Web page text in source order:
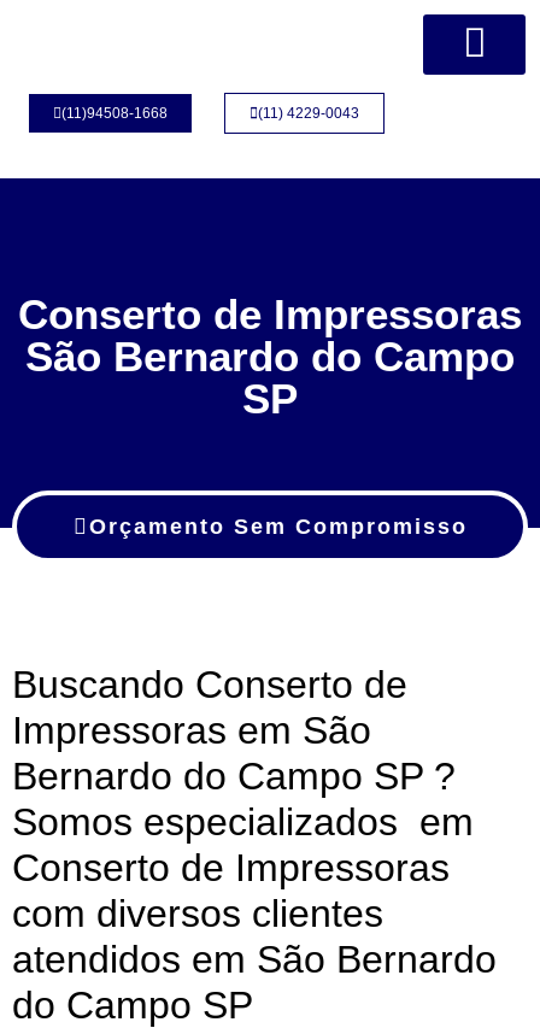
(11)94508-1668 (11) 4229-0043
Conserto de Impressoras
São Bernardo do Campo
SP
Orçamento Sem Compromisso
Buscando Conserto de
Impressoras em São
Bernardo do Campo SP ?
Somos especializados em
Conserto de Impressoras
com diversos clientes
atendidos em São Bernardo
do Campo SP